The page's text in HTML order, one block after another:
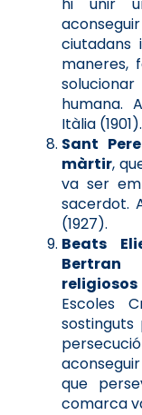
ciutadans
maneres,
humana.
Itàlia (1901).
Sant
màrtir,
va ser
sacerdot.
(1927).
Beats
Bertran
religiosos
Escoles
sostinguts
que
comarca